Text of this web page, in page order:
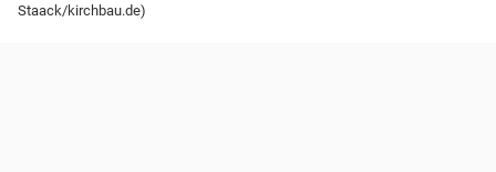
Staack/kirchbau.de)